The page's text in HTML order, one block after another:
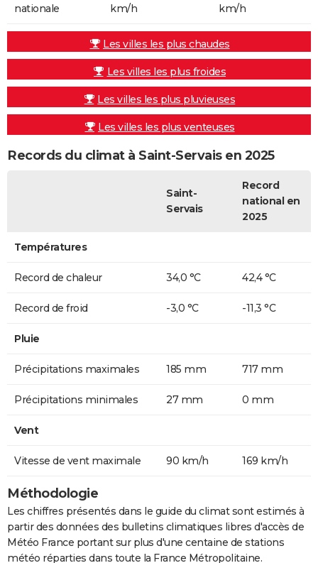
nationale
km/h
km/h
Les villes les plus chaudes
Les villes les plus froides
Les villes les plus pluvieuses
Les villes les plus venteuses
Records du climat à Saint-Servais en 2025
Saint-
Servais
Record
national en
2025
Températures
Record de chaleur 34,0 °C 42,4 °C
Record de froid -3,0 °C -11,3 °C
Pluie
Précipitations maximales 185 mm 717 mm
Précipitations minimales 27 mm 0 mm
Vent
Vitesse de vent maximale 90 km/h 169 km/h
Méthodologie
Les chiffres présentés dans le guide du climat sont estimés à
partir des données des bulletins climatiques libres d'accès de
Météo France portant sur plus d'une centaine de stations
météo réparties dans toute la France Métropolitaine.